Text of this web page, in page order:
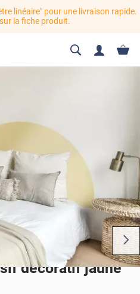
linéaire" pour une livraison rapide.
la fiche produit.
décoratif jaune